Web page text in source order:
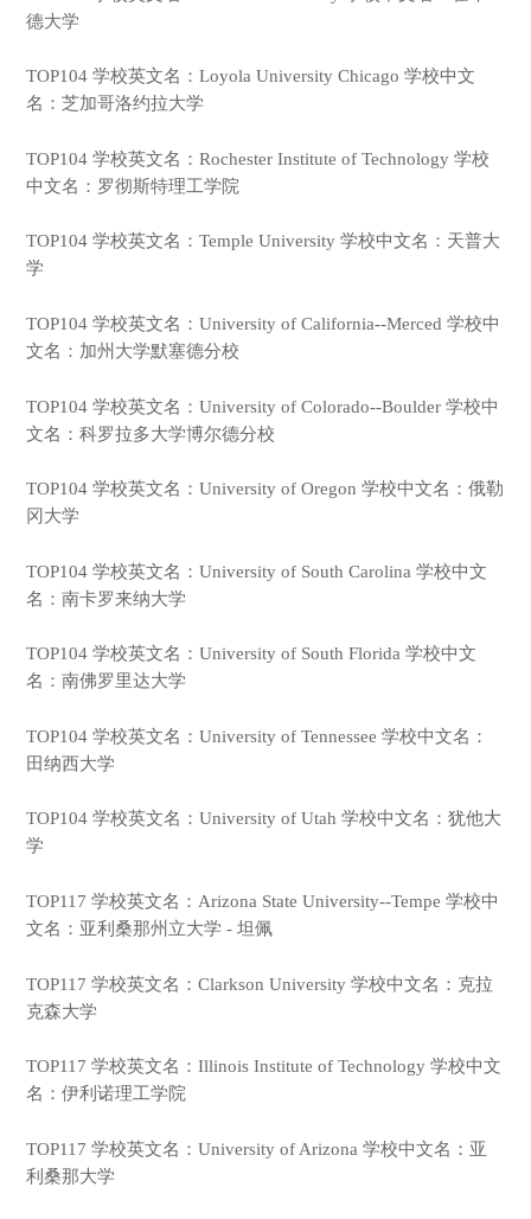
德大学
TOP104 学校英文名：Loyola University Chicago 学校中文
名：芝加哥洛约拉大学
TOP104 学校英文名：Rochester Institute of Technology 学校
中文名：罗彻斯特理工学院
TOP104 学校英文名：Temple University 学校中文名：天普大
学
TOP104 学校英文名：University of California--Merced 学校中
文名：加州大学默塞德分校
TOP104 学校英文名：University of Colorado--Boulder 学校中
文名：科罗拉多大学博尔德分校
TOP104 学校英文名：University of Oregon 学校中文名：俄勒
冈大学
TOP104 学校英文名：University of South Carolina 学校中文
名：南卡罗来纳大学
TOP104 学校英文名：University of South Florida 学校中文
名：南佛罗里达大学
TOP104 学校英文名：University of Tennessee 学校中文名：
田纳西大学
TOP104 学校英文名：University of Utah 学校中文名：犹他大
学
TOP117 学校英文名：Arizona State University--Tempe 学校中
文名：亚利桑那州立大学 - 坦佩
TOP117 学校英文名：Clarkson University 学校中文名：克拉
克森大学
TOP117 学校英文名：Illinois Institute of Technology 学校中文
名：伊利诺理工学院
TOP117 学校英文名：University of Arizona 学校中文名：亚
利桑那大学